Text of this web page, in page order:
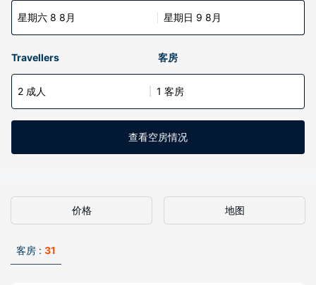
星期六 8 8月 星期日 9 8月
Travellers 客房
2 成人 1 客房
查看空房情况
价格 地图
客房 : 31